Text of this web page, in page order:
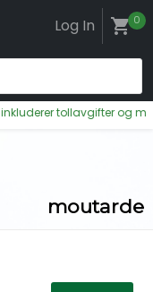
Log In 0
shopping_cart
tollavgifter og moms
moutarde